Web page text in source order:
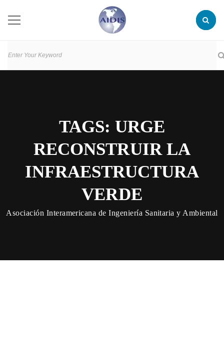
TAGS: URGE
RECONSTRUIR LA
INFRAESTRUCTURA
VERDE
Asociación Interamericana de Ingeniería Sanitaria y Ambiental